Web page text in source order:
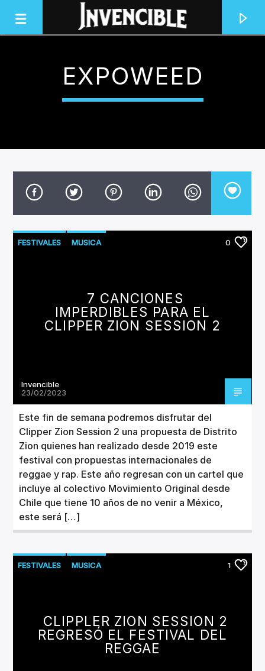
INVENCIBLE RADIO
JUNTOS SOMOS INVENCIBLES
Invencible Radio
EXPOWEED
FESTIVALES MUSICA 0
7 CANCIONES
IMPERDIBLES PARA EL
CLIPPER ZION SESSION 2
Invencible
23/02/2023
Este fin de semana podremos disfrutar del
Clipper Zion Session 2 una propuesta de Distrito
Zion quienes han realizado desde 2019 este
festival con propuestas internacionales de
reggae y rap. Este año regresan con un cartel que
incluye al colectivo Movimiento Original desde
Chile que tiene 10 años de no venir a México,
este será […]
FESTIVALES MUSICA 1
CLIPPLER ZION SESSION 2
REGRESÓ EL FESTIVAL DEL
REGGAE